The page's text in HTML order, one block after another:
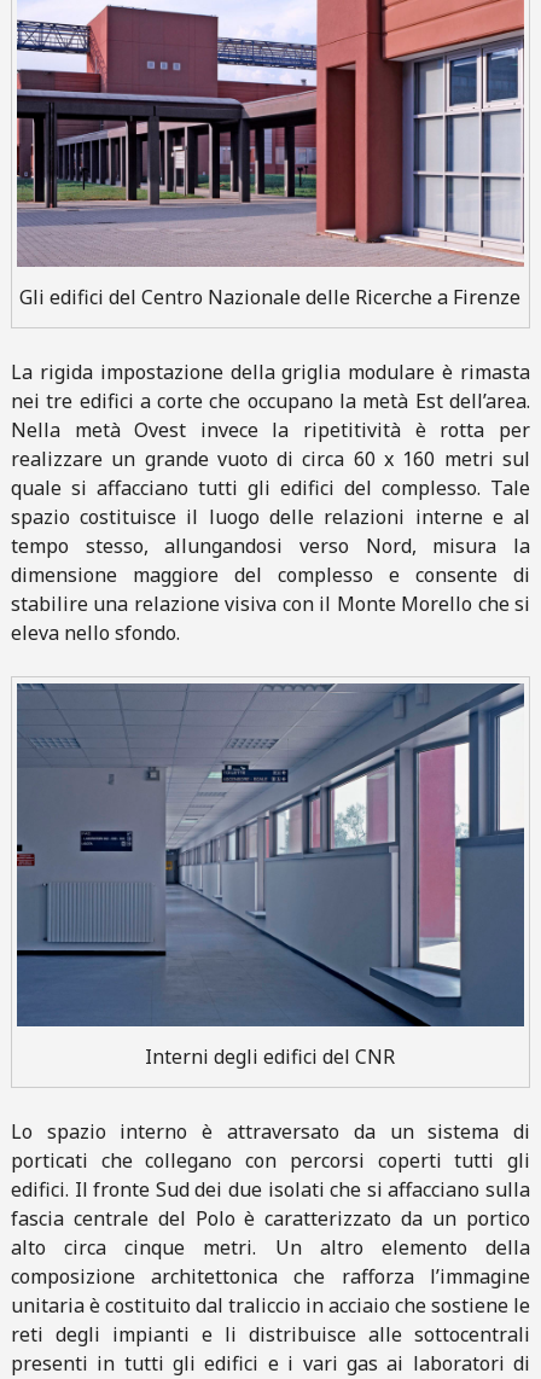
Gli edifici del Centro Nazionale delle Ricerche a Firenze
La rigida impostazione della griglia modulare è rimasta
nei tre edifici a corte che occupano la metà Est dell’area.
Nella metà Ovest invece la ripetitività è rotta per
realizzare un grande vuoto di circa 60 x 160 metri sul
quale si affacciano tutti gli edifici del complesso. Tale
spazio costituisce il luogo delle relazioni interne e al
tempo stesso, allungandosi verso Nord, misura la
dimensione maggiore del complesso e consente di
stabilire una relazione visiva con il Monte Morello che si
eleva nello sfondo.
Interni degli edifici del CNR
Lo spazio interno è attraversato da un sistema di
porticati che collegano con percorsi coperti tutti gli
edifici. Il fronte Sud dei due isolati che si affacciano sulla
fascia centrale del Polo è caratterizzato da un portico
alto circa cinque metri. Un altro elemento della
composizione architettonica che rafforza l’immagine
unitaria è costituito dal traliccio in acciaio che sostiene le
reti degli impianti e li distribuisce alle sottocentrali
presenti in tutti gli edifici e i vari gas ai laboratori di